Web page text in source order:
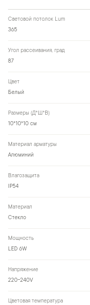
Световой потолок Lum
365
Угол рассеивания, град
87
Цвет
Белый
Размеры (Д*Ш*В)
10*10*10 см
Материал арматуры
Алюминий
Влагозащита
IP54
Материал
Стекло
Мощность
LED 6W
Напряжение
220-240V
Цветовая температура